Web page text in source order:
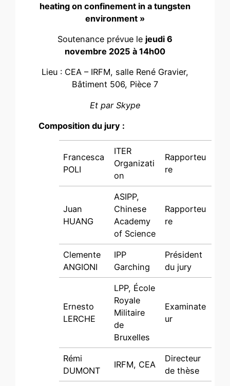
heating on confinement in a tungsten
environment »
Soutenance prévue le jeudi 6
novembre 2025 à 14h00
Lieu : CEA – IRFM, salle René Gravier,
Bâtiment 506, Pièce 7
Et par Skype
Composition du jury :
Francesca
POLI
ITER
Organizati
on
Rapporteu
re
Juan
HUANG
ASIPP,
Chinese
Academy
of Science
Rapporteu
re
Clemente
ANGIONI
IPP
Garching
Président
du jury
Ernesto
LERCHE
LPP, École
Royale
Militaire
de
Bruxelles
Examinate
ur
Rémi
DUMONT
IRFM, CEA
Directeur
de thèse